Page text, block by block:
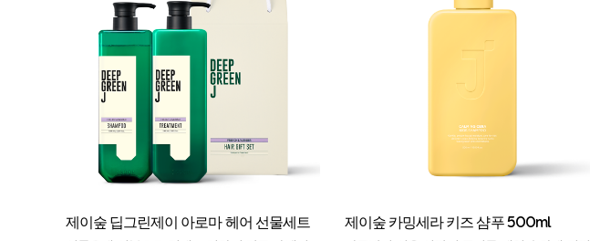
제이숲 딥그린제이 아로마 헤어 선물세트 제이숲 카밍세라 키즈 샴푸 500ml